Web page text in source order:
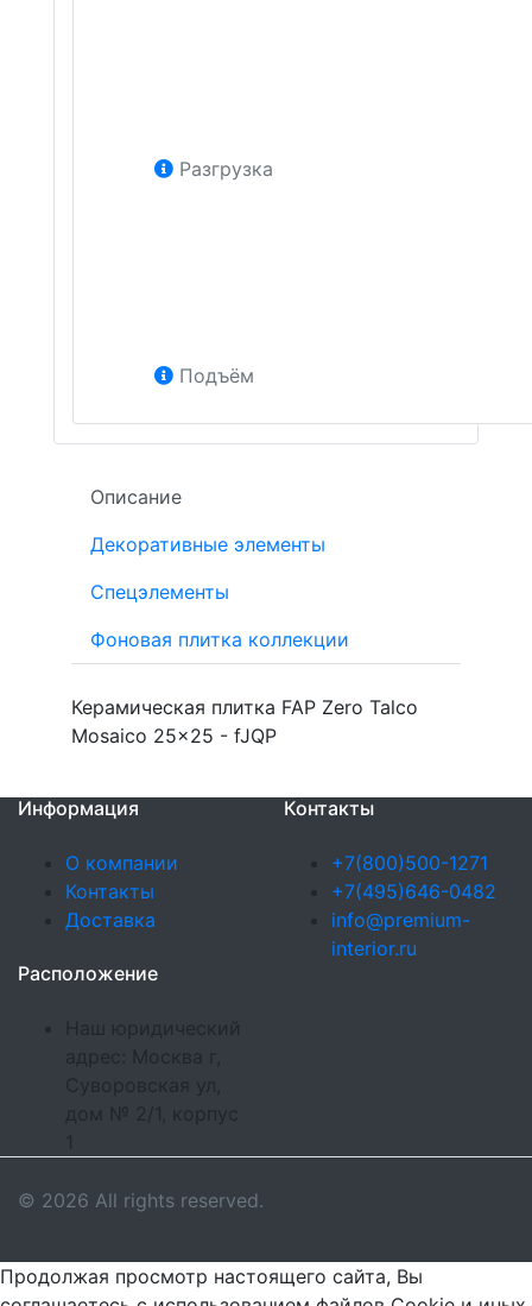
Разгрузка
Подъём
Описание
Декоративные элементы
Спецэлементы
Фоновая плитка коллекции
Керамическая плитка FAP Zero Talco
Mosaico 25x25 - fJQP
Информация
О компании
Контакты
Доставка
Контакты
+7(800)500-1271
+7(495)646-0482
info@premium-
interior.ru
Расположение
Наш юридический
адрес: Москва г,
Суворовская ул,
дом № 2/1, корпус
© 2026 All rights reserved.
Продолжая просмотр настоящего сайта, Вы